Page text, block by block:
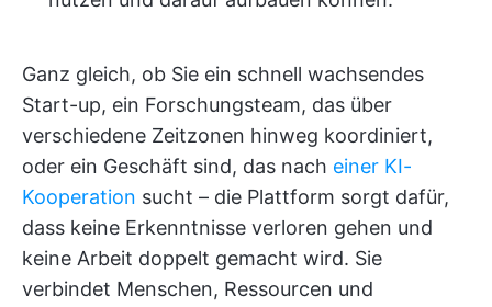
Ganz gleich, ob Sie ein schnell wachsendes
Start-up, ein Forschungsteam, das über
verschiedene Zeitzonen hinweg koordiniert,
oder ein Geschäft sind, das nach einer KI-
Kooperation sucht – die Plattform sorgt dafür,
dass keine Erkenntnisse verloren gehen und
keine Arbeit doppelt gemacht wird. Sie
verbindet Menschen, Ressourcen und